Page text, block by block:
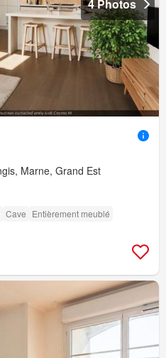
4 Photos
Marne, Grand Est
Cave Entièrement meublé